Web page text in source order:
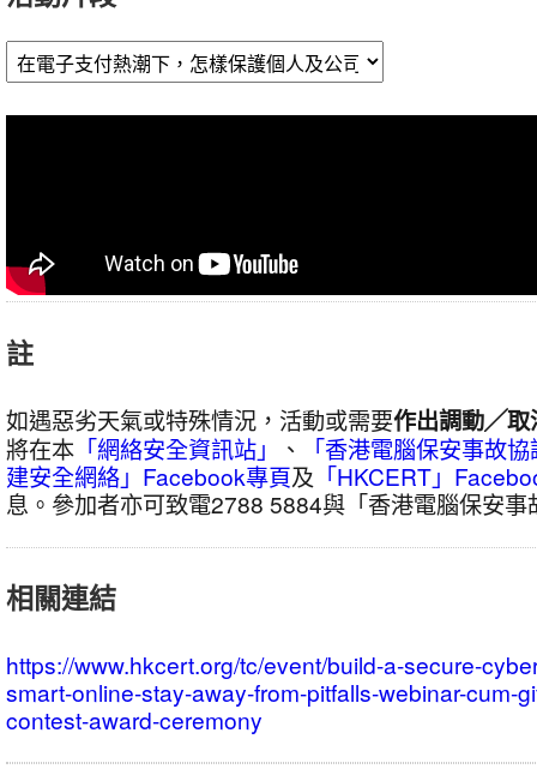
妥」
網
上
暨
GIF
設
比
賽
頒
禮
午
時
段
議
註
如遇惡劣天氣或特殊情況，活動或需要作出調動╱
將在本 「網絡安全資訊站」 、
「香港電腦保安事故
建安全網絡」Facebook專頁及 「HKCERT」
息。參加者亦可致電2788 5884與「香港電腦保安
相關連結
https://www.hkcert.org/tc/event/build-a-secure-
smart-online-stay-away-from-pitfalls-webinar-cum-
contest-award-ceremony